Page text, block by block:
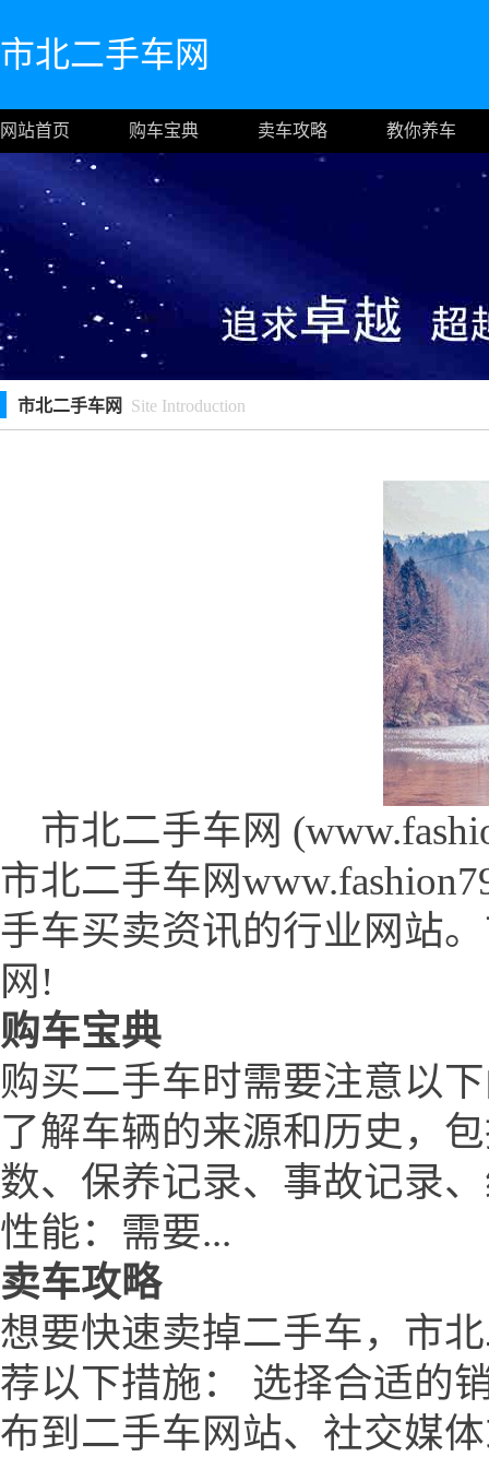
市北二手车网
网站首页 购车宝典 卖车攻略 教你养车
市北二手车网 Site Introduction
市北二手车网
市北二手车网
手车买卖资讯的行业网站
网!
购车宝典
购买二手车时需要注意以
了解车辆的来源和历史，
数、保养记录、事故记录
性能：需要...
卖车攻略
想要快速卖掉二手车，市
荐以下措施： 选择合适的
布到二手车网站、社交媒